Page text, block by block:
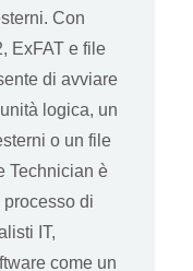
Con
ExFAT e file
di avviare
logica, un
o un file
Technician è
di
IT,
come un